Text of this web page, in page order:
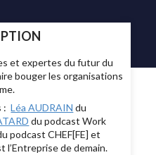
et expertes du futur du
bouger les organisations
:Léa AUDRAIN du
du podcast Work
podcast CHEF[FE] et
l’Entreprise de demain.